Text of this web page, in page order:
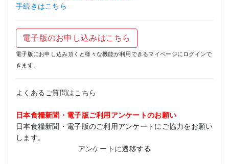
手続きはこちら
電子版のお申し込みはこちら
電子版にお申し込み頂くと様々な機能が利用できるマイページにログインで
きます。
よくあるご質問はこちら
日本食糧新聞・電子版ご利用アンケートのお願い
日本食糧新聞・電子版のご利用アンケートにご協力をお願い
します。
アンケートに遷移する